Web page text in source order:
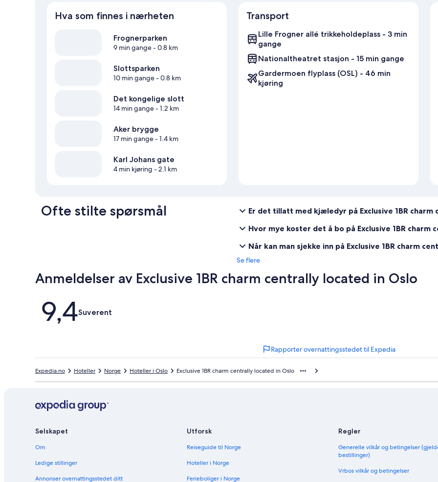
Hva som finnes i nærheten
Frognerparken
9 min gange- 0.8 km
Slottsparken
10 min gange- 0.8 km
Det kongelige slott
14 min gange- 1.2 km
Aker brygge
17 min gange- 1.4 km
Karl Johans gate
4 min kjøring - 2.1 km
Transport
Lille Frogner allé trikkeholdeplass - 3 min
gange
Nationaltheatret stasjon - 15 min gange
Gardermoen flyplass (OSL) - 46 min
kjøring
Ofte stilte spørsmål
Er det tillatt med kjæledyr på Exclusive 1BR charm
Hvor mye koster det å bo på Exclusive 1BR charm
Når kan man sjekke inn på Exclusive 1BR charm
Se flere
Anmeldelser av Exclusive 1BR charm centrally located in Oslo
Anmeldelser
9,4Suverent
Rapporter overnattingsstedet til Expedia
Exclusive 1BR charm centrally located in Oslo
Hoteller i Oslo
Norge
Hoteller
Expedia.no
Selskapet
Om
Ledige stillinger
Annonser overnattingsstedet ditt
Utforsk
Reiseguide til Norge
Hoteller i Norge
Ferieboliger i Norge
Regler
Generelle vilkår og betingelser
bestillinger)
Vrbos vilkår og betingelser